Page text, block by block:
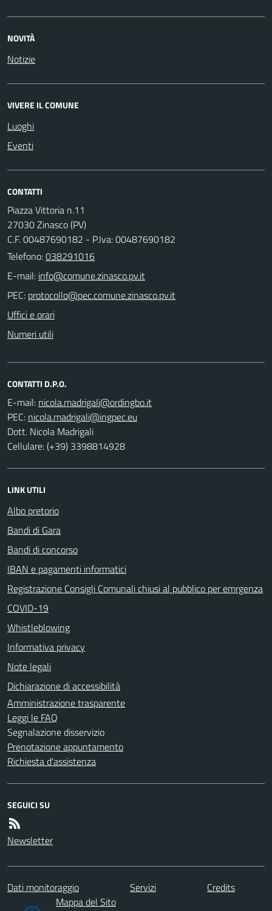
NOVITÀ
Notizie
VIVERE IL COMUNE
Luoghi
Eventi
CONTATTI
Piazza Vittoria n.11
27030 Zinasco (PV)
C.F. 00487690182 - P.Iva: 00487690182
Telefono:038291016
E-mail:
PEC:
Uffici e orari
Numeri utili
CONTATTI D.P.O.
E-mail:
PEC:
Dott. Nicola Madrigali
Cellulare: (+39) 3398814928
LINK UTILI
Albo pretorio
Bandi di Gara
Bandi di concorso
IBAN e pagamenti informatici
Registrazione Consigli Comunali chiusi al pubblico per emrgenza
COVID-19
Whistleblowing
Informativa privacy
Note legali
Dichiarazione di accessibilità
Amministrazione trasparente
Leggi le FAQ
Segnalazione disservizio
Prenotazione appuntamento
Richiesta d'assistenza
SEGUICI SU
Newsletter
Dati monitoraggio Servizi
Credits
Mappa del Sito